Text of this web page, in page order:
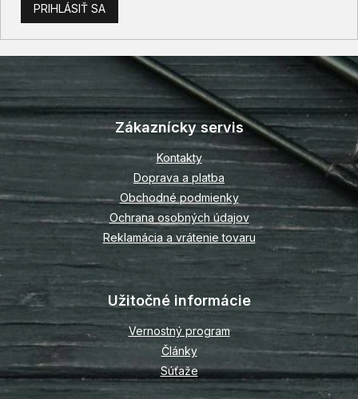
PRIHLÁSIŤ SA
Z
á
p
ä
e
Zákaznícky servis
Kontakty
Doprava a platba
Obchodné podmienky
Ochrana osobných údajov
Reklamácia a vrátenie tovaru
Užitočné informácie
Vernostný program
Články
Súťaže